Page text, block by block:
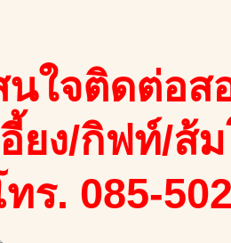
นใจติดต่อส
อี้ยง/กิฟท์/ส้
ทร. 085-